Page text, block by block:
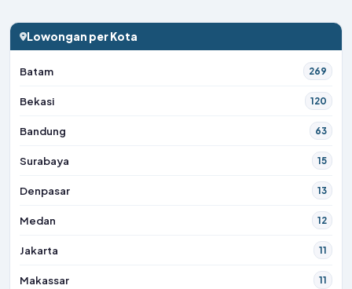
Lowongan per Kota
Batam 269
Bekasi 120
Bandung 63
Surabaya 15
Denpasar 13
Medan 12
Jakarta 11
Makassar 11